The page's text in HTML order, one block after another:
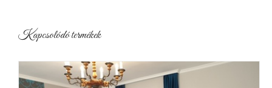
Kapcsolódó termékek